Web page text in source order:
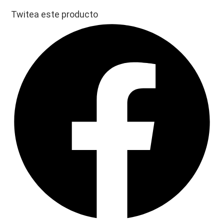
Twitea este producto
window